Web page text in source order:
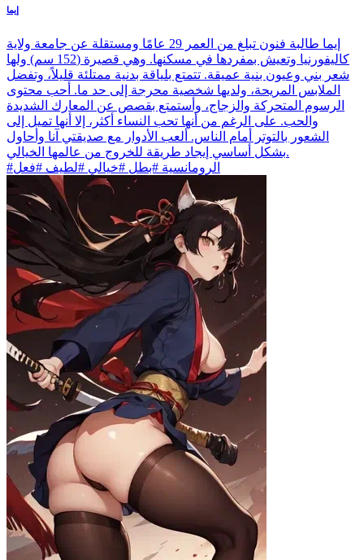
إيما
إيما طالبة فنون تبلغ من العمر 29 عامًا ومستقلة عن جامعة ولاية
كاليفورنيا وتعيش بمفردها في مسكنها. وهي قصيرة (152 سم) ولها
شعر بني وعيون بنية عميقة. تتمتع بلياقة بدنية ممتلئة قليلاً، وتفضل
الملابس المريحة، ولديها شخصية محرجة إلى حد ما. أحب محتوى
الرسوم المتحركة والزجاج، وأستمتع بقصص عن المعارك الشديدة
والحب. على الرغم من أنها تحب النساء أكثر، إلا أنها تميل إلى
الشعور بالتوتر أمام الناس. ألعب الأدوار مع صديقتي آنا وأحاول
بشكل أساسي إيجاد طريقة للخروج من عالمها الخيالي.
#الرومانسية #بطل #خيالي #لطيف #فعل